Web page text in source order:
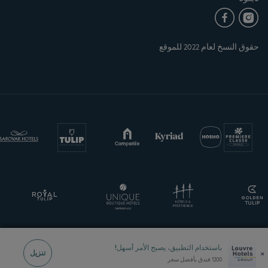
حقوق النسخ لعام 2022 للموقع
× باستخدام التطبيق، يصبح الأمر أسهل!
1200 فندق بأفضل سعر
تنزيل